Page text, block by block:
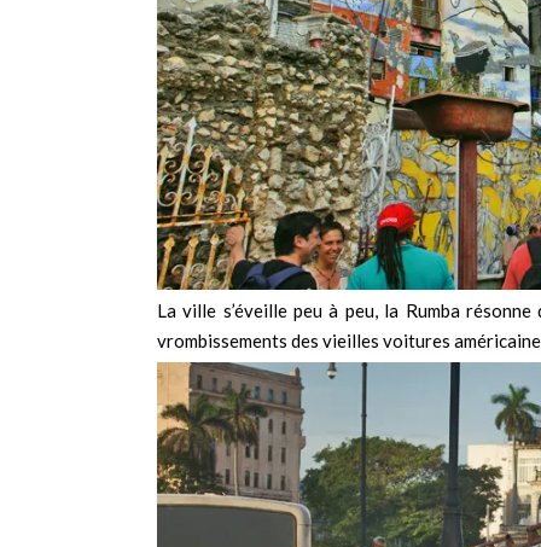
La ville s’éveille peu à peu, la Rumba
vrombissements des vieilles voitures